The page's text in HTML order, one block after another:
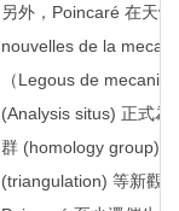
另外，Poincaré 在天
nouvelles de la
（Legous de
(Analysis situs) 正式
群 (homology group)
(triangulation) 等新觀